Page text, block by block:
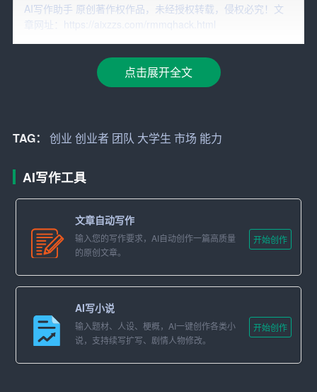
在明确目标的基础上，深入的市场调研同样不可或缺。通
争对手情况以及潜在客户的需求。这些信息将为后续的创
业决策提供有力依据，帮助创业者避免盲目跟风，减少创
约了创业的成功率。因此，提升自身素质，积累创业经验
显得尤为重要。
首先，创业者需要不断学习，提升自己的专业知识和管理
。可以通过参加创业培训、阅读相关书籍、向有经验
践活动，如参加创业大赛、实习、兼职等，通过实践锻炼
协作能力、沟通能力和解决问题的能力。
此外，创业者还应培养自己的抗压能力和心理素质。创业
过程中难免会遇到挫折和困难，只有具备坚韧不拔的毅力
AI写作助手 原创著作权作品，未经授权转载，侵权必究！文
章网址：https://aixzzs.com/rmmqhack.html
点击展开全文
TAG： 创业 创业者 团队 大学生 市场 能力
AI写作工具
文章自动写作
输入您的写作要求，AI自动创作一篇高质量
的原创文章。
开始创作
AI写小说
输入题材、人设、梗概，AI一键创作各类小
说，支持续写扩写、剧情人物修改。
开始创作